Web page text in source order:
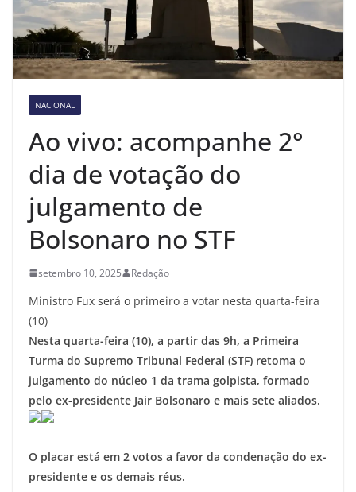
NACIONAL
Ao vivo: acompanhe 2°
dia de votação do
julgamento de
Bolsonaro no STF
setembro 10, 2025 Redação
Ministro Fux será o primeiro a votar nesta quarta-feira
(10)
Nesta quarta-feira (10), a partir das 9h, a Primeira
Turma do Supremo Tribunal Federal (STF) retoma o
julgamento do núcleo 1 da trama golpista, formado
pelo ex-presidente Jair Bolsonaro e mais sete aliados.
O placar está em 2 votos a favor da condenação do ex-
presidente e os demais réus.